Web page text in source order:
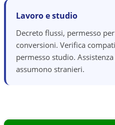
Lavoro e studio
Decreto flussi, permesso
conversioni. Verifica
permesso studio.
assumono stranieri.